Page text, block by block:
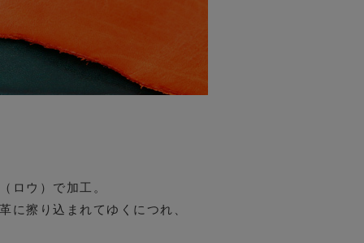
ロウ）で加工。
に擦り込まれてゆくにつれ、